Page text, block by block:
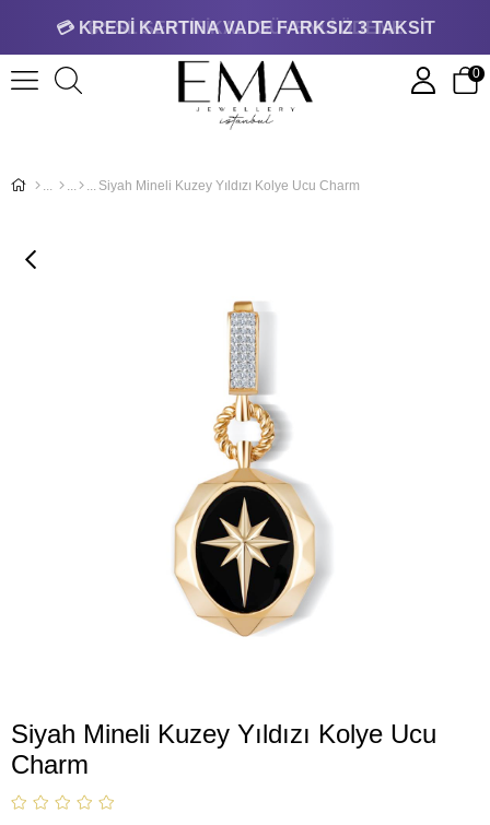
💳 KREDİ KARTINA VADE FARKSIZ 3 TAKSİT
0
Siyah Mineli Kuzey Yıldızı Kolye Ucu Charm
Siyah Mineli Kuzey Yıldızı Kolye Ucu
Charm